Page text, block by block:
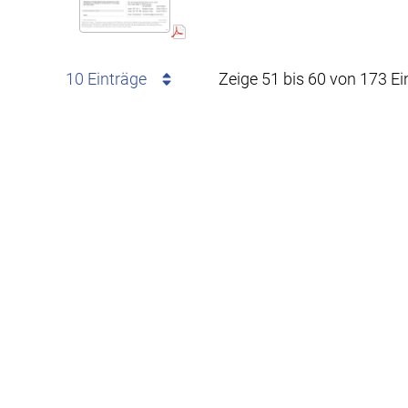
10 Einträge Zeige 51 bis 60 von 173